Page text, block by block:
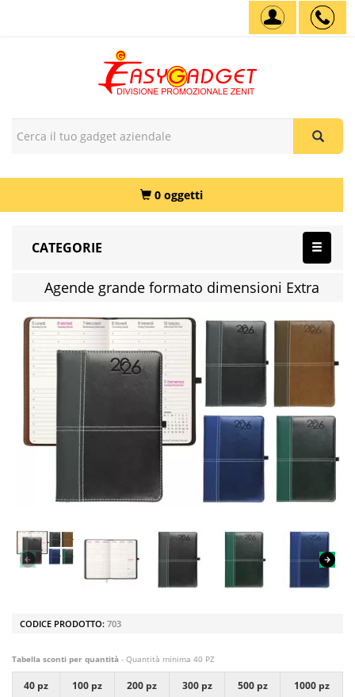
0 oggetti
CATEGORIE
Agende grande formato dimensioni Extra
CODICE PRODOTTO: 703
Tabella sconti per quantità - Quantità minima 40 PZ
40 pz 100 pz 200 pz 300 pz 500 pz
1000 pz